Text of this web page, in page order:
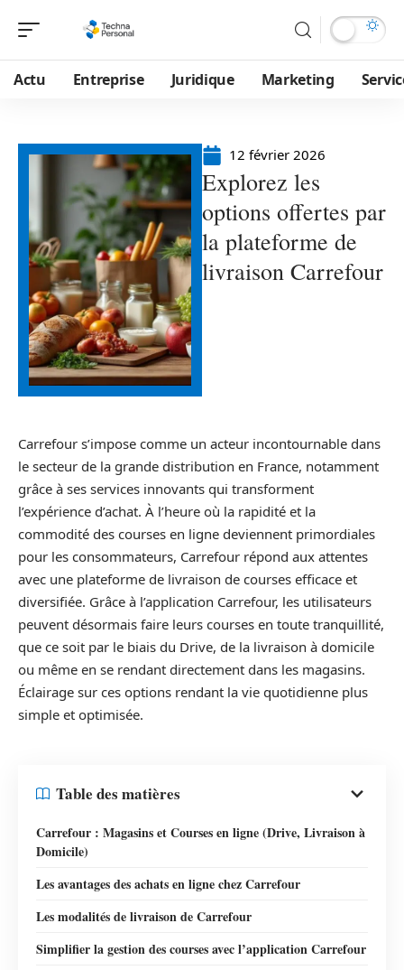
Actu Entreprise Juridique Marketing
12 février 2026
Explorez les
options offertes par
la plateforme de
livraison Carrefour
Carrefour s’impose comme un acteur incontournable dans
le secteur de la grande distribution en France, notamment
grâce à ses services innovants qui transforment
l’expérience d’achat. À l’heure où la rapidité et la
commodité des courses en ligne deviennent primordiales
pour les consommateurs, Carrefour répond aux attentes
avec une plateforme de livraison de courses efficace et
diversifiée. Grâce à l’application Carrefour, les utilisateurs
peuvent désormais faire leurs courses en toute tranquillité,
que ce soit par le biais du Drive, de la livraison à domicile
ou même en se rendant directement dans les magasins.
Éclairage sur ces options rendant la vie quotidienne plus
simple et optimisée.
Table des matières
Carrefour : Magasins et Courses en ligne (Drive, Livraison à
Domicile)
Les avantages des achats en ligne chez Carrefour
Les modalités de livraison de Carrefour
Simplifier la gestion des courses avec l’application Carrefour